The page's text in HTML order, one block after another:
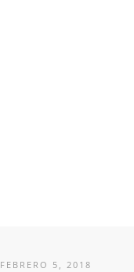
FEBRERO 5, 2018